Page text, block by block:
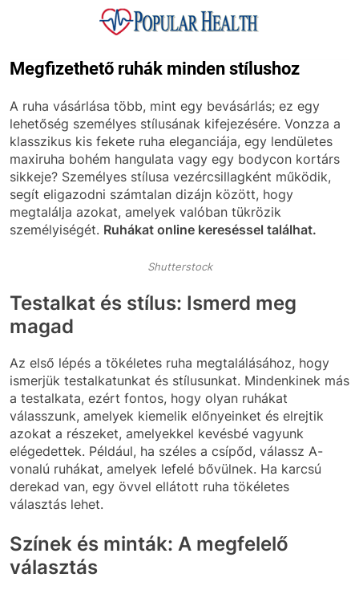
Popular Health
Megfizethető ruhák minden stílushoz
A ruha vásárlása több, mint egy bevásárlás; ez egy
lehetőség személyes stílusának kifejezésére. Vonzza a
klasszikus kis fekete ruha eleganciája, egy lendületes
maxiruha bohém hangulata vagy egy bodycon kortárs
sikkeje? Személyes stílusa vezércsillagként működik,
segít eligazodni számtalan dizájn között, hogy
megtalálja azokat, amelyek valóban tükrözik
személyiségét. Ruhákat online kereséssel találhat.
Shutterstock
Testalkat és stílus: Ismerd meg
magad
Az első lépés a tökéletes ruha megtalálásához, hogy
ismerjük testalkatunkat és stílusunkat. Mindenkinek más
a testalkata, ezért fontos, hogy olyan ruhákat
válasszunk, amelyek kiemelik előnyeinket és elrejtik
azokat a részeket, amelyekkel kevésbé vagyunk
elégedettek. Például, ha széles a csípőd, válassz A-
vonalú ruhákat, amelyek lefelé bővülnek. Ha karcsú
derekad van, egy övvel ellátott ruha tökéletes
választás lehet.
Színek és minták: A megfelelő
választás